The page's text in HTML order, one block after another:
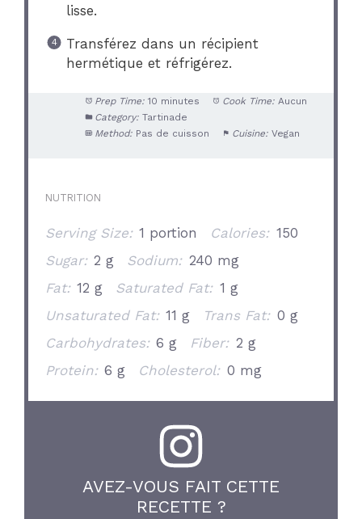
lisse.
Transférez dans un récipient
hermétique et réfrigérez.
Prep Time: 10 minutes Cook Time: Aucun
Category: Tartinade
Method: Pas de cuisson Cuisine: Vegan
NUTRITION
Serving Size: 1 portion Calories: 150
Sugar: 2 g Sodium: 240 mg
Fat: 12 g Saturated Fat: 1 g
Unsaturated Fat: 11 g Trans Fat: 0 g
Carbohydrates: 6 g Fiber: 2 g
Protein: 6 g Cholesterol: 0 mg
AVEZ-VOUS FAIT CETTE
RECETTE ?